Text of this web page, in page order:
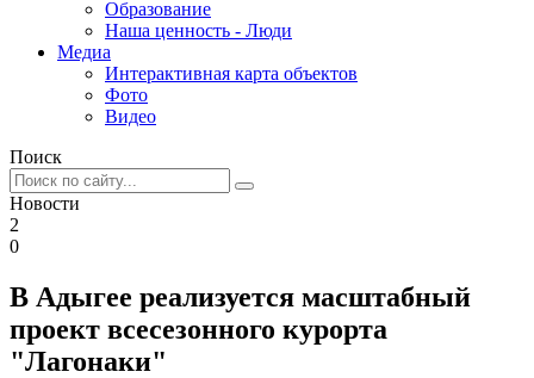
Образование
Наша ценность - Люди
Медиа
Интерактивная карта объектов
Фото
Видео
Поиск
Новости
2
0
В Адыгее реализуется масштабный
проект всесезонного курорта
"Лагонаки"